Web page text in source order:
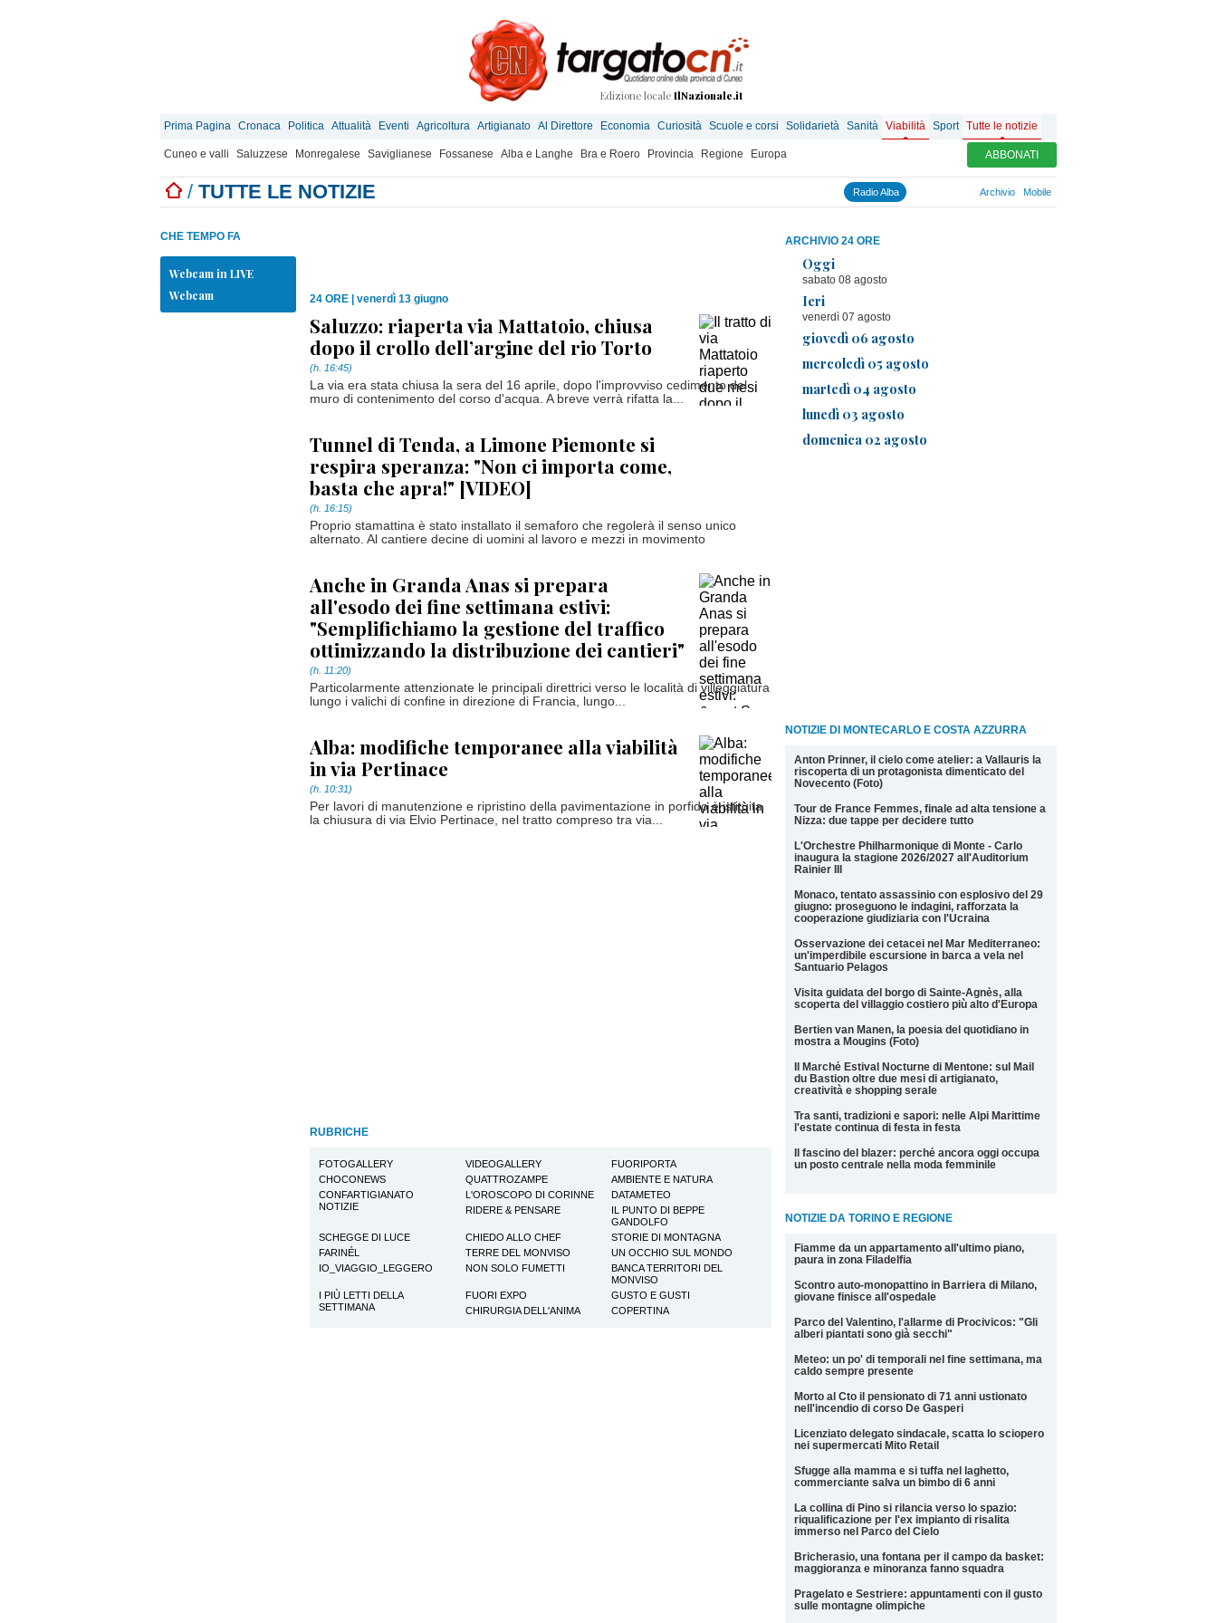
Edizione locale IlNazionale.it
Prima Pagina Cronaca Politica Attualità Eventi Agricoltura Artigianato Al Direttore Economia Curiosità Scuole e corsi Solidarietà Sanità Viabilità Sport Tutte le notizie
Cuneo e valli Saluzzese Monregalese Saviglianese Fossanese Alba e Langhe Bra e Roero Provincia Regione Europa ABBONATI
/ TUTTE LE NOTIZIE Radio Alba Archivio Mobile
ARCHIVIO 24 ORE
Oggi
sabato 08 agosto
Ieri
venerdì 07 agosto
giovedì 06 agosto
mercoledì 05 agosto
martedì 04 agosto
lunedì 03 agosto
domenica 02 agosto
NOTIZIE DI MONTECARLO E COSTA AZZURRA
Anton Prinner, il cielo come atelier: a Vallauris la
riscoperta di un protagonista dimenticato del
Novecento (Foto)
Tour de France Femmes, finale ad alta tensione a
Nizza: due tappe per decidere tutto
L'Orchestre Philharmonique di Monte - Carlo
inaugura la stagione 2026/2027 all'Auditorium
Rainier III
Monaco, tentato assassinio con esplosivo del 29
giugno: proseguono le indagini, rafforzata la
cooperazione giudiziaria con l'Ucraina
Osservazione dei cetacei nel Mar Mediterraneo:
un'imperdibile escursione in barca a vela nel
Santuario Pelagos
Visita guidata del borgo di Sainte-Agnès, alla
scoperta del villaggio costiero più alto d'Europa
Bertien van Manen, la poesia del quotidiano in
mostra a Mougins (Foto)
Il Marché Estival Nocturne di Mentone: sul Mail
du Bastion oltre due mesi di artigianato,
creatività e shopping serale
Tra santi, tradizioni e sapori: nelle Alpi Marittime
l'estate continua di festa in festa
Il fascino del blazer: perché ancora oggi occupa
un posto centrale nella moda femminile
NOTIZIE DA TORINO E REGIONE
Fiamme da un appartamento all'ultimo piano,
paura in zona Filadelfia
Scontro auto-monopattino in Barriera di Milano,
giovane finisce all'ospedale
Parco del Valentino, l'allarme di Procivicos: "Gli
alberi piantati sono già secchi"
Meteo: un po' di temporali nel fine settimana, ma
caldo sempre presente
Morto al Cto il pensionato di 71 anni ustionato
nell'incendio di corso De Gasperi
Licenziato delegato sindacale, scatta lo sciopero
nei supermercati Mito Retail
Sfugge alla mamma e si tuffa nel laghetto,
commerciante salva un bimbo di 6 anni
La collina di Pino si rilancia verso lo spazio:
riqualificazione per l'ex impianto di risalita
immerso nel Parco del Cielo
Bricherasio, una fontana per il campo da basket:
maggioranza e minoranza fanno squadra
Pragelato e Sestriere: appuntamenti con il gusto
sulle montagne olimpiche
CHE TEMPO FA
Webcam in LIVE
Webcam
24 ORE venerdì 13 giugno
Saluzzo: riaperta via Mattatoio, chiusa
dopo il crollo dell’argine del rio Torto
(h. 16:45)
La via era stata chiusa la sera del 16 aprile, dopo l'improvviso cedimento del
muro di contenimento del corso d'acqua. A breve verrà rifatta la...
Tunnel di Tenda, a Limone Piemonte si
respira speranza: "Non ci importa come,
basta che apra!" [VIDEO]
(h. 16:15)
Proprio stamattina è stato installato il semaforo che regolerà il senso unico
alternato. Al cantiere decine di uomini al lavoro e mezzi in movimento
Anche in Granda Anas si prepara
all'esodo dei fine settimana estivi:
"Semplifichiamo la gestione del traffico
ottimizzando la distribuzione dei cantieri"
(h. 11:20)
Particolarmente attenzionate le principali direttrici verso le località di villeggiatura
lungo i valichi di confine in direzione di Francia, lungo...
Alba: modifiche temporanee alla viabilità
in via Pertinace
(h. 10:31)
Per lavori di manutenzione e ripristino della pavimentazione in porfido è istituita
la chiusura di via Elvio Pertinace, nel tratto compreso tra via...
RUBRICHE
FOTOGALLERY VIDEOGALLERY
FUORIPORTA
CHOCONEWS
QUATTROZAMPE
AMBIENTE E NATURA
CONFARTIGIANATO
NOTIZIE
L'OROSCOPO DI CORINNE
DATAMETEO
RIDERE & PENSARE
IL PUNTO DI BEPPE
GANDOLFO
SCHEGGE DI LUCE
CHIEDO ALLO CHEF
STORIE DI MONTAGNA
FARINÉL
TERRE DEL MONVISO
UN OCCHIO SUL MONDO
IO_VIAGGIO_LEGGERO
NON SOLO FUMETTI
BANCA TERRITORI DEL
MONVISO
I PIÙ LETTI DELLA
SETTIMANA
FUORI EXPO
GUSTO E GUSTI
CHIRURGIA DELL'ANIMA
COPERTINA